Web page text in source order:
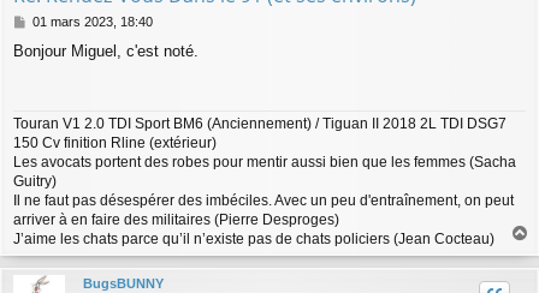
M
s
e
01 mars 2023, 18:40
Bonjour Miguel, c'est noté.
Touran V1 2.0 TDI Sport BM6 (Anciennement) / Tiguan II 2018 2L TDI DSG7
150 Cv finition Rline (extérieur)
Les avocats portent des robes pour mentir aussi bien que les femmes (Sacha
Guitry)
Il ne faut pas désespérer des imbéciles. Avec un peu d'entraînement, on peut
arriver à en faire des militaires (Pierre Desproges)
J’aime les chats parce qu’il n’existe pas de chats policiers (Jean Cocteau)
a
u
BugsBUNNY